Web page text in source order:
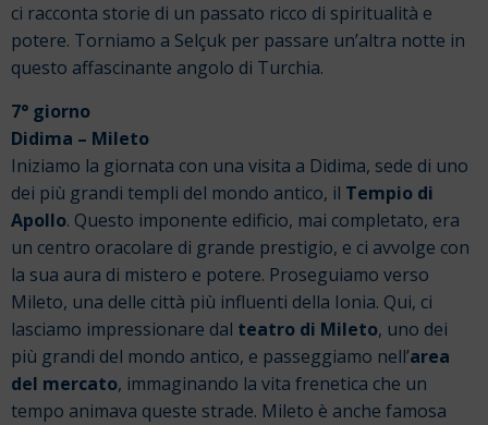
ci racconta storie di un passato ricco di spiritualità e
potere. Torniamo a Selçuk per passare un’altra notte in
questo affascinante angolo di Turchia.
7° giorno
Didima – Mileto
Iniziamo la giornata con una visita a Didima, sede di uno
dei più grandi templi del mondo antico, il Tempio di
Apollo. Questo imponente edificio, mai completato, era
un centro oracolare di grande prestigio, e ci avvolge con
la sua aura di mistero e potere. Proseguiamo verso
Mileto, una delle città più influenti della Ionia. Qui, ci
lasciamo impressionare dal teatro di Mileto, uno dei
più grandi del mondo antico, e passeggiamo nell’area
del mercato, immaginando la vita frenetica che un
tempo animava queste strade. Mileto è anche famosa